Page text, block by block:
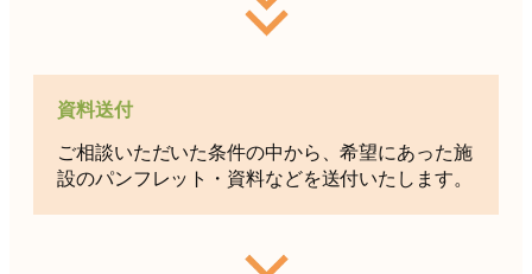
資料送付
ご相談いただいた条件の中から、希望にあった施
設のパンフレット・資料などを送付いたします。